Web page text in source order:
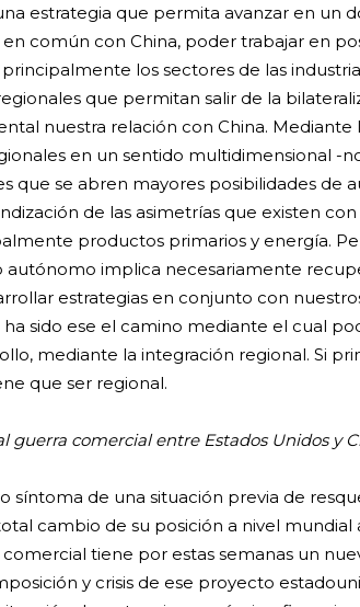
estrategia que permita avanzar en un
común con China, poder trabajar en
los sectores de las
que permitan salir de la
nuestra relación con China. Mediante
en un sentido multidimensional -
que se abren mayores posibilidades de
de las asimetrías que existen
productos primarios y energía.
autónomo implica necesariamente
estrategias en conjunto con
sido ese el camino mediante el cual
mediante la integración regional. Si
que ser regional.
guerra comercial entre Estados Unidos y
síntoma de una situación previa de
cambio de su posición a nivel mundial
comercial tiene por estas semanas un
y crisis de ese proyecto